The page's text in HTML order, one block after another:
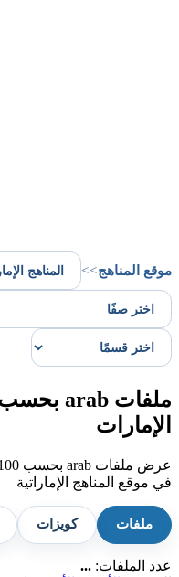
موقع المناهج>>
الإمارات
في موقع المناهج الإماراتية
ملفات كويزات
عدد الملفات: ...